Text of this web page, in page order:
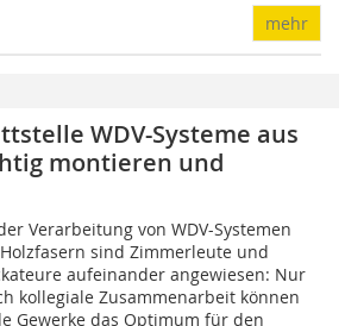
mehr
WDV-Systeme aus
montieren und
Verarbeitung von WDV-Systemen
sind Zimmerleute und
aufeinander angewiesen: Nur
kollegiale Zusammenarbeit können
Gewerke das Optimum für den